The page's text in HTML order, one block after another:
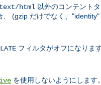
text/html 以外のコンテントタ
(gzip だけでなく、
フィルタがオフになりま
を使用しないようにします。